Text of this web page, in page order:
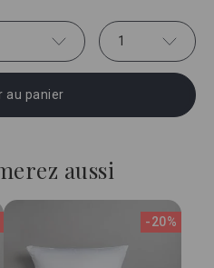
1
au panier
aussi
-20%